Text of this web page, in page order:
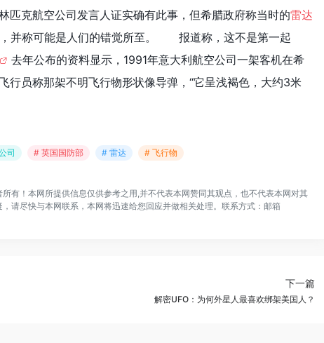
匹克航空公司发言人证实确有此事，但希腊政府称当时的雷达
并称可能是人们的错觉所至。 报道称，这不是第一起
去年公布的资料显示，1991年意大利航空公司一架客机在希
行员称那架不明飞行物形状像导弹，“它呈浅褐色，大约3米
司 # 英国国防部 # 雷达 # 飞行物
有！本网所提供信息仅供参考之用,并不代表本网赞同其观点，也不代表本网对其
请尽快与本网联系，本网将迅速给您回应并做相关处理。联系方式：邮箱
下一篇
解密UFO：为何外星人最喜欢绑架美国人？